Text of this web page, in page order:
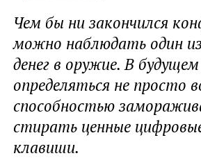
Чем бы ни закончился
можно наблюдать один
денег в оружие. В
определяться не просто
способностью
стирать ценные
клавиши.